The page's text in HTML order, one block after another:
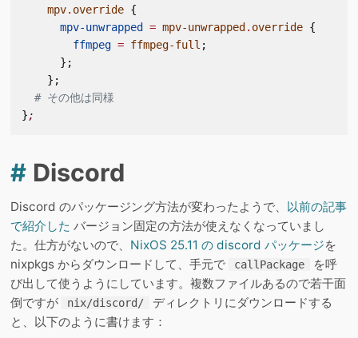
    mpv
. override {
      mpv-unwrapped
= mpv-unwrapped . override {
        ffmpeg
= ffmpeg-full ;
      };
    };
  # その他は同様
};
# Discord
Discord のパッケージング方法が変わったようで、 以前の記事
で紹介した バージョン固定の方法が使えなくなっていまし
た。仕方がないので、 NixOS 25.11 の discord パッケージを
nixpkgs からダウンロードして、手元で
callPackage
を呼
び出して使うようにしています。複数ファイルあるので若干面
倒ですが
nix/discord/
ディレクトリにダウンロードする
と、以下のように書けます：